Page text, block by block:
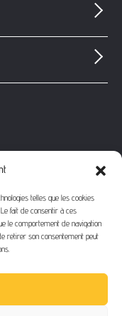
telles que les cookies
fait de consentir à ces
le comportement de navigation
retirer son consentement peut